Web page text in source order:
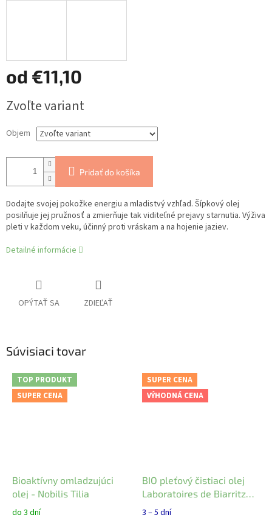
od €11,10
cena:
Zvoľte variant
Objem
Pridať do košíka
Dodajte svojej pokožke energiu a mladistvý vzhľad. Šípkový olej
posilňuje jej pružnosť a zmierňuje tak viditeľné prejavy starnutia. Výživa
pleti v každom veku, účinný proti vráskam a na hojenie jaziev.
Detailné informácie
OPÝTAŤ SA ZDIEĽAŤ
Súvisiaci tovar
TOP PRODUKT
SUPER CENA
Bioaktívny omladzujúci
olej - Nobilis Tilia
do 3 dní
SUPER CENA
VÝHODNÁ CENA
BIO pleťový čistiaci olej
Laboratoires de Biarritz
200 ml
3 – 5 dní